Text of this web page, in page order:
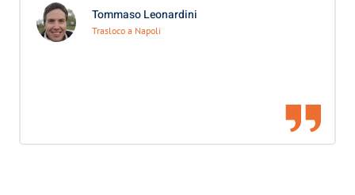
Tommaso Leonardini
Trasloco a Napoli